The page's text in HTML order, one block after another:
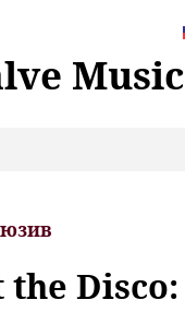
Music
Disco: